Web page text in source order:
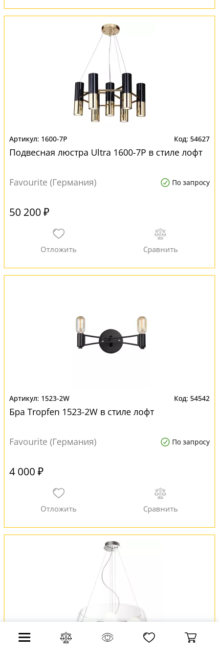
1600-7P 54627
Подвесная люстра Ultra 1600-7P в стиле лофт
Favourite (Германия) По запросу
50 200 ₽
1523-2W 54542
Бра Tropfen 1523-2W в стиле лофт
Favourite (Германия) По запросу
4 000 ₽